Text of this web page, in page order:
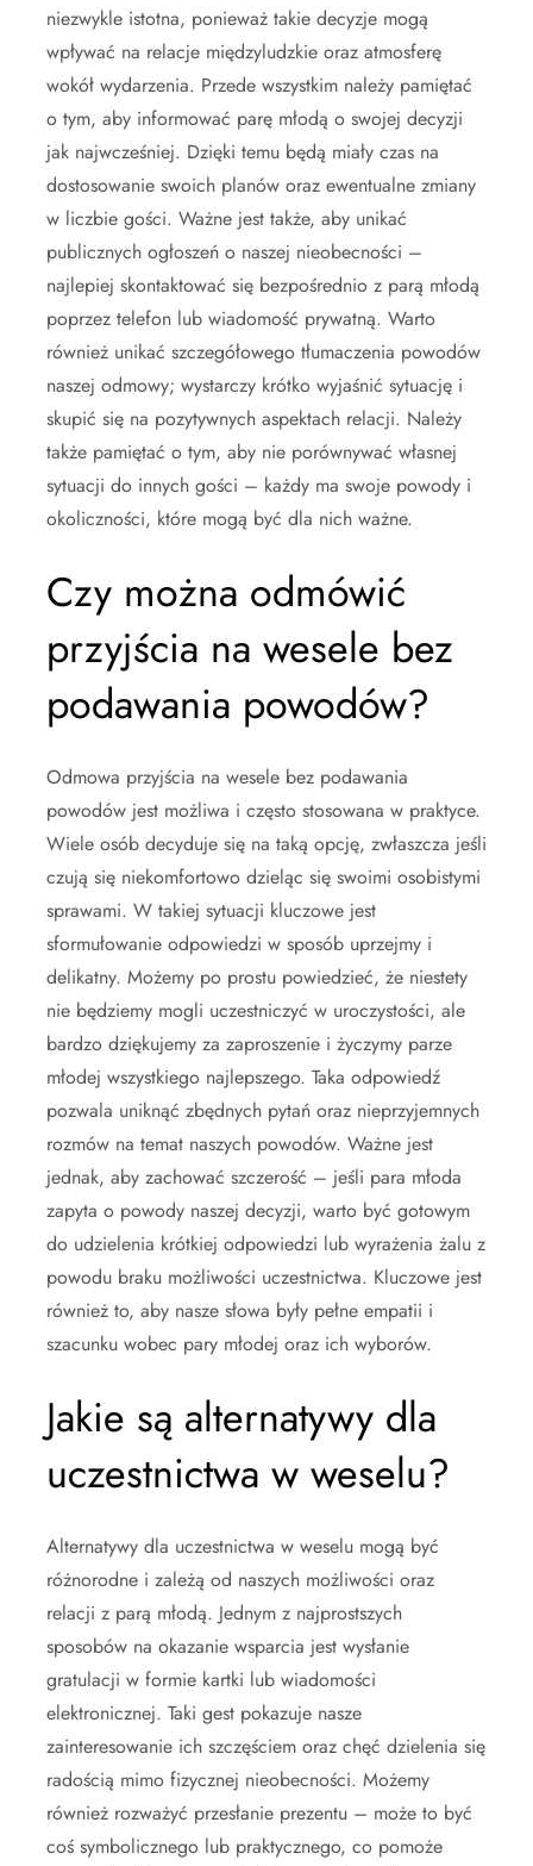
niezwykle istotna, ponieważ takie decyzje mogą
wpływać na relacje międzyludzkie oraz atmosferę
wokół wydarzenia. Przede wszystkim należy pamiętać
o tym, aby informować parę młodą o swojej decyzji
jak najwcześniej. Dzięki temu będą miały czas na
dostosowanie swoich planów oraz ewentualne zmiany
w liczbie gości. Ważne jest także, aby unikać
publicznych ogłoszeń o naszej nieobecności –
najlepiej skontaktować się bezpośrednio z parą młodą
poprzez telefon lub wiadomość prywatną. Warto
również unikać szczegółowego tłumaczenia powodów
naszej odmowy; wystarczy krótko wyjaśnić sytuację i
skupić się na pozytywnych aspektach relacji. Należy
także pamiętać o tym, aby nie porównywać własnej
sytuacji do innych gości – każdy ma swoje powody i
okoliczności, które mogą być dla nich ważne.
Czy można odmówić
przyjścia na wesele bez
podawania powodów?
Odmowa przyjścia na wesele bez podawania
powodów jest możliwa i często stosowana w praktyce.
Wiele osób decyduje się na taką opcję, zwłaszcza jeśli
czują się niekomfortowo dzieląc się swoimi osobistymi
sprawami. W takiej sytuacji kluczowe jest
sformułowanie odpowiedzi w sposób uprzejmy i
delikatny. Możemy po prostu powiedzieć, że niestety
nie będziemy mogli uczestniczyć w uroczystości, ale
bardzo dziękujemy za zaproszenie i życzymy parze
młodej wszystkiego najlepszego. Taka odpowiedź
pozwala uniknąć zbędnych pytań oraz nieprzyjemnych
rozmów na temat naszych powodów. Ważne jest
jednak, aby zachować szczerość – jeśli para młoda
zapyta o powody naszej decyzji, warto być gotowym
do udzielenia krótkiej odpowiedzi lub wyrażenia żalu z
powodu braku możliwości uczestnictwa. Kluczowe jest
również to, aby nasze słowa były pełne empatii i
szacunku wobec pary młodej oraz ich wyborów.
Jakie są alternatywy dla
uczestnictwa w weselu?
Alternatywy dla uczestnictwa w weselu mogą być
różnorodne i zależą od naszych możliwości oraz
relacji z parą młodą. Jednym z najprostszych
sposobów na okazanie wsparcia jest wysłanie
gratulacji w formie kartki lub wiadomości
elektronicznej. Taki gest pokazuje nasze
zainteresowanie ich szczęściem oraz chęć dzielenia się
radością mimo fizycznej nieobecności. Możemy
również rozważyć przesłanie prezentu – może to być
coś symbolicznego lub praktycznego, co pomoże